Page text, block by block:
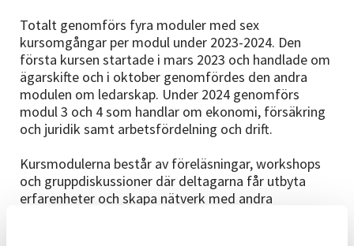
Totalt genomförs fyra moduler med sex
kursomgångar per modul under 2023-2024. Den
första kursen startade i mars 2023 och handlade om
ägarskifte och i oktober genomfördes den andra
modulen om ledarskap. Under 2024 genomförs
modul 3 och 4 som handlar om ekonomi, försäkring
och juridik samt arbetsfördelning och drift.
Kursmodulerna består av föreläsningar, workshops
och gruppdiskussioner där deltagarna får utbyta
erfarenheter och skapa nätverk med andra